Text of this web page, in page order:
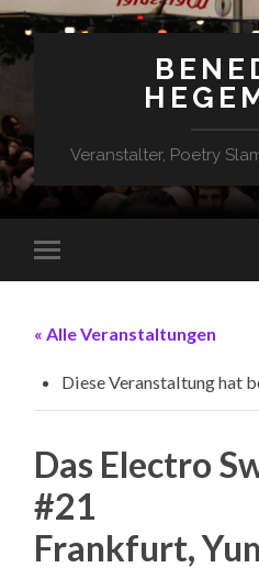
Veranstalter, Poetry
« Alle Veranstaltungen
Diese Veranstaltung hat
Das Electro
#21
Frankfurt,